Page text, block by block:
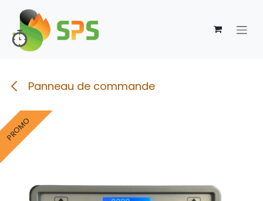
Se rendre au contenu
Panneau de commande
PROMO